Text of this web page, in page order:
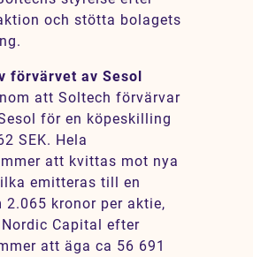
och stötta bolagets
förvärvet av Sesol
att Soltech förvärvar
för en köpeskilling
SEK. Hela
att kvittas mot nya
emitteras till en
2.065 kronor per aktie,
Capital efter
att äga ca 56 691